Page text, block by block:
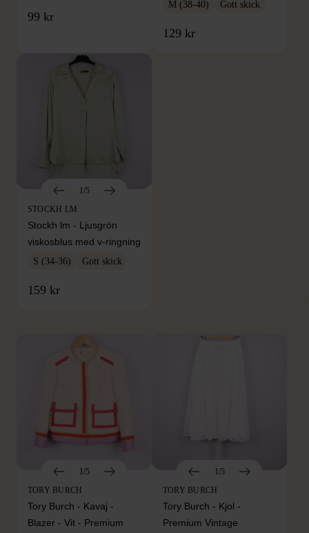
99 kr
M (38-40) Gott skick
129 kr
1/5
STOCKH LM
Stockh lm - Ljusgrön
viskosblus med v-ringning
S (34-36) Gott skick
159 kr
FRÅN SAMMA VARUMÄRKE
1/5
TORY BURCH
Tory Burch - Kavaj -
Blazer - Vit - Premium
1/5
TORY BURCH
Tory Burch - Kjol -
Premium Vintage